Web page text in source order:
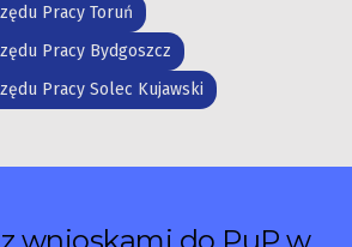
Pracy Toruń
Pracy Bydgoszcz
Pracy Solec Kujawski